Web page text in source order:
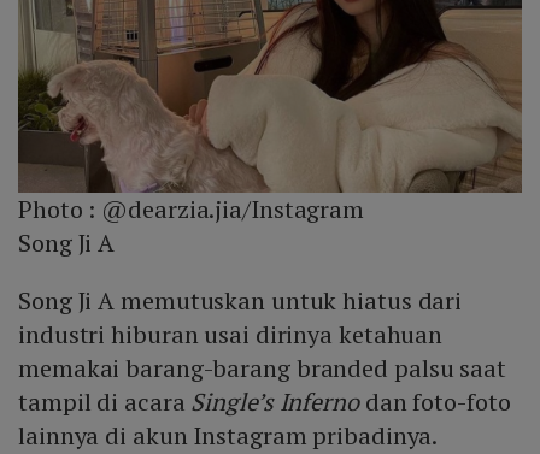
Photo : @dearzia.jia/Instagram
Song Ji A
Song Ji A memutuskan untuk hiatus dari
industri hiburan usai dirinya ketahuan
memakai barang-barang branded palsu saat
tampil di acara Single’s Infernodan foto-foto
lainnya di akun Instagram pribadinya.